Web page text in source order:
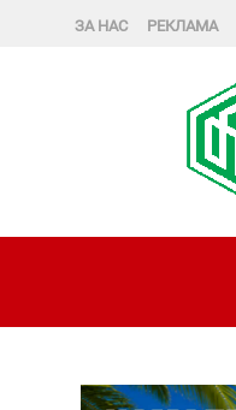
ЗА НАС РЕКЛАМА